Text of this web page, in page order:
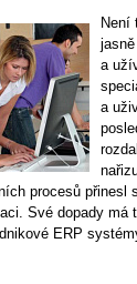
Není
a
a
procesů přinesl
Své dopady má
ERP